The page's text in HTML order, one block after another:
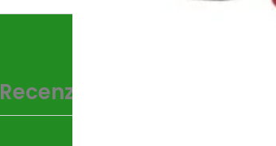
Recenzii (0)